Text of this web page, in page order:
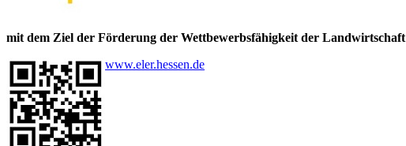
mit dem Ziel der Förderung der Wettbewerbsfähigkeit der Landwirtschaft
www.eler.hessen.de